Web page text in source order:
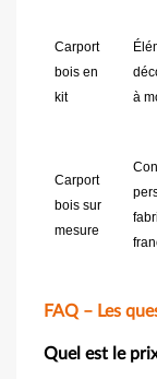
Carport
bois en
kit
à
Carport
bois sur
mesure
FAQ – Les
Quel est le